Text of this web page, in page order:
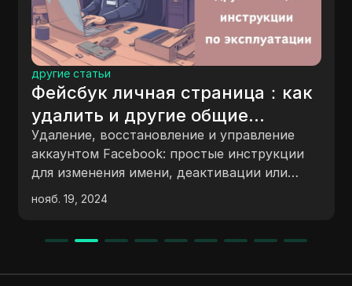
личная страница：как
и другие общие
по эксплуатации
восстановление и управление
Facebook: простые инструкции
имени, деактивации или
страницы.
Нибиру
Контент
тому, как
сбросов,